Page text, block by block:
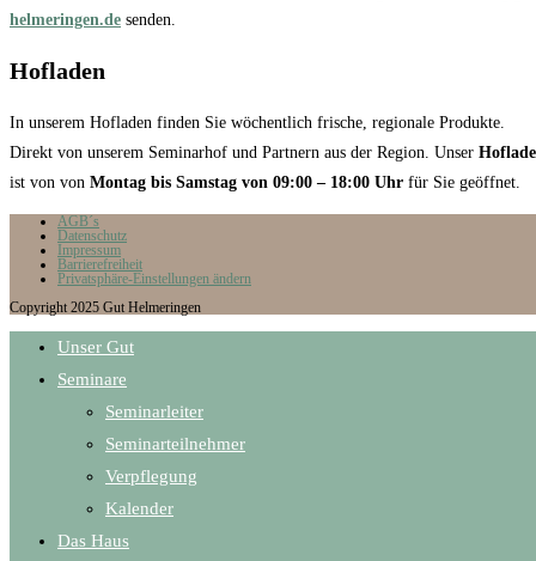
helmeringen.de senden.
Hofladen
In unserem Hofladen finden Sie wöchentlich frische, regionale Produkte.
Direkt von unserem Seminarhof und Partnern aus der Region. Unser
ist von von Montag bis Samstag von 09:00 – 18:00 Uhr für Sie geöffnet.
AGB´s
Datenschutz
Impressum
Barrierefreiheit
Privatsphäre-Einstellungen ändern
Copyright 2025 Gut Helmeringen
Unser Gut
Seminare
Seminarleiter
Seminarteilnehmer
Verpflegung
Kalender
Das Haus